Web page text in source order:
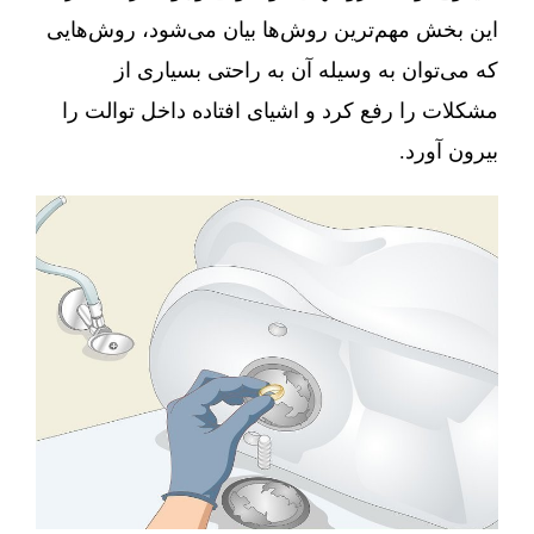
این بخش مهم‌ترین روش‌ها بیان می‌شود، روش‌هایی
که می‌توان به وسیله آن به راحتی بسیاری از
مشکلات را رفع کرد و اشیای افتاده داخل توالت را
بیرون آورد.